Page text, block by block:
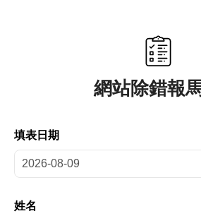
網站除錯報
填表日期
姓名